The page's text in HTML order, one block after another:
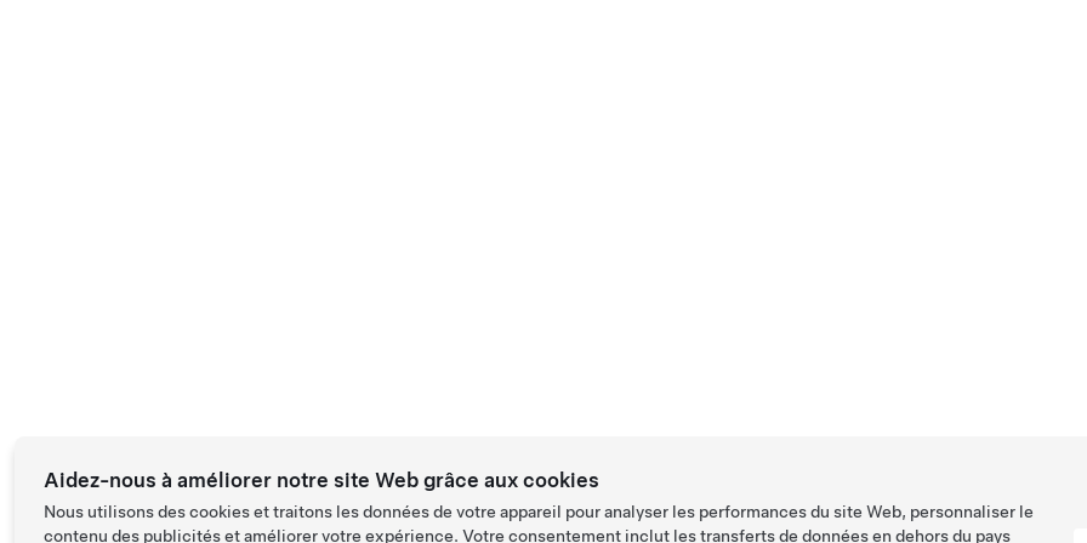
Aidez-nous à améliorer notre site Web grâce aux cookies
Nous utilisons des cookies et traitons les données de votre appareil pour analyser les performances du site Web, personnaliser le
contenu des publicités et améliorer votre expérience. Votre consentement inclut les transferts de données en dehors du pays